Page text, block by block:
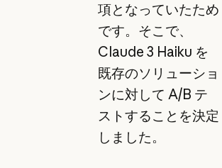
項となっていたため
です。そこで、
Claude 3 Haiku を
既存のソリューショ
ンに対して A/B テ
ストすることを決定
しました。